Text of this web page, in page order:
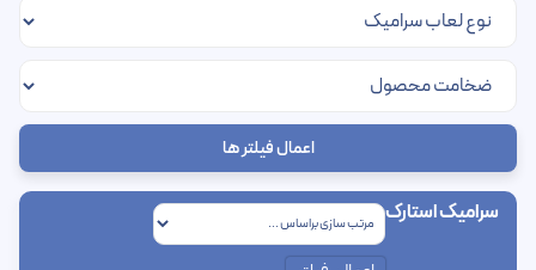
اعمال فیلتر ها
سرامیک استارک